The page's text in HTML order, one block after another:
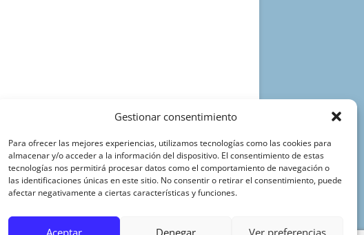
Gestionar consentimiento
Para ofrecer las mejores experiencias, utilizamos tecnologías como las cookies para
almacenar y/o acceder a la información del dispositivo. El consentimiento de estas
tecnologías nos permitirá procesar datos como el comportamiento de navegación o
las identificaciones únicas en este sitio. No consentir o retirar el consentimiento, puede
afectar negativamente a ciertas características y funciones.
Aceptar Denegar Ver preferencias